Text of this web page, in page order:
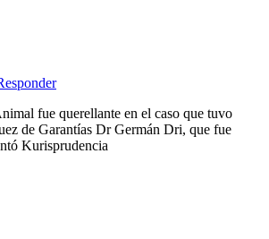
fue querellante en el caso que tuvo
de Garantías Dr Germán Dri, que fue
Kurisprudencia